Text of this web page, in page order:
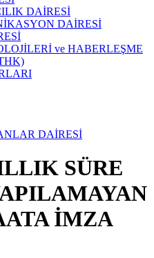
DAİRESİ
DAİRESİ
ve HABERLEŞME
DAİRESİ
SÜRE
İMZA